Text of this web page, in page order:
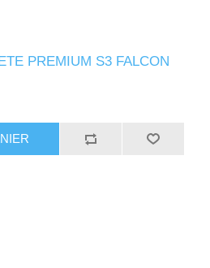
PREMIUM S3 FALCON